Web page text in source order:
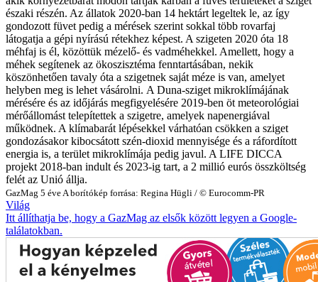
északi részén. Az állatok 2020-ban 14 hektárt legeltek le, az így
gondozott füvet pedig a mérések szerint sokkal több rovarfaj
látogatja a gépi nyírású rétekhez képest. A szigeten 2020 óta 18
méhfaj is él, közöttük mézelő- és vadméhekkel. Amellett, hogy a
méhek segítenek az ökoszisztéma fenntartásában, nekik
köszönhetően tavaly óta a szigetnek saját méze is van, amelyet
helyben meg is lehet vásárolni. A Duna-sziget mikroklímájának
mérésére és az időjárás megfigyelésére 2019-ben öt meteorológiai
mérőállomást telepítettek a szigetre, amelyek napenergiával
működnek. A klímabarát lépésekkel várhatóan csökken a sziget
gondozásakor kibocsátott szén-dioxid mennyisége és a ráfordított
energia is, a terület mikroklímája pedig javul. A LIFE DICCA
projekt 2018-ban indult és 2023-ig tart, a 2 millió eurós összköltség
felét az Unió állja.
GazMag 5 éve A borítókép forrása: Regina Hügli / © Eurocomm-PR
Világ
Itt állíthatja be, hogy a GazMag az elsők között legyen a Google-
találatokban.